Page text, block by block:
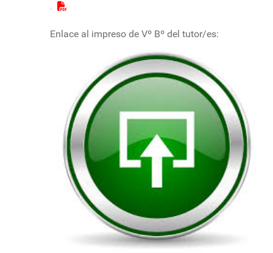
.
Enlace al impreso de Vº Bº del tutor/es: